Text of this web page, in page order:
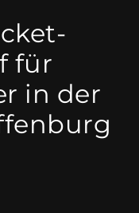
für
in der